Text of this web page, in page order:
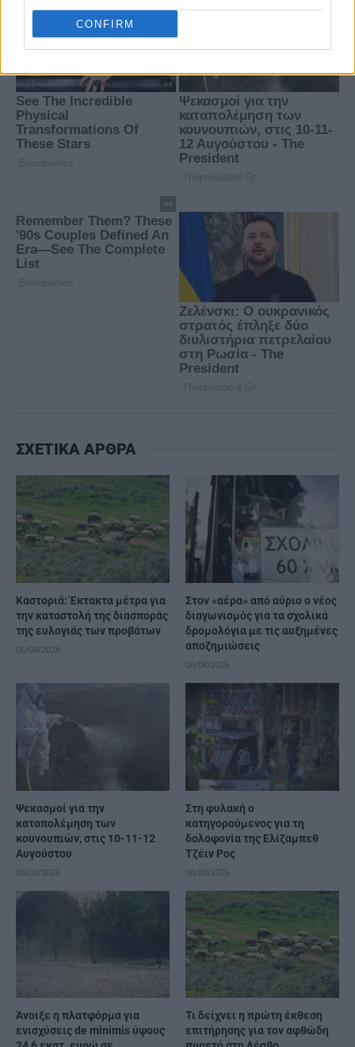
CONFIRM
ΣΧΕΤΙΚΑ ΑΡΘΡΑ
Καστοριά: Έκτακτα μέτρα για
την καταστολή της διασποράς
της ευλογιάς των προβάτων
06/08/2026
Στον «αέρα» από αύριο ο νέος
διαγωνισμός για τα σχολικά
δρομολόγια με τις αυξημένες
αποζημιώσεις
06/08/2026
Ψεκασμοί για την
καταπολέμηση των
κουνουπιών, στις 10-11-12
Αυγούστου
06/08/2026
Στη φυλακή ο
κατηγορούμενος για τη
δολοφονία της Ελίζαμπεθ
Τζέιν Ρος
06/08/2026
Άνοιξε η πλατφόρμα για
ενισχύσεις de minimis ύψους
Τι δείχνει η πρώτη έκθεση
επιτήρησης για τον αφθώδη